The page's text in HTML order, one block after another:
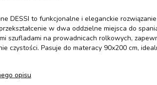
DESSI to funkcjonalne i eleganckie
w dwa oddzielne miejsca do
szufladami na prowadnicach rolkowych,
czystości. Pasuje do materacy 90x200 cm,
opisu